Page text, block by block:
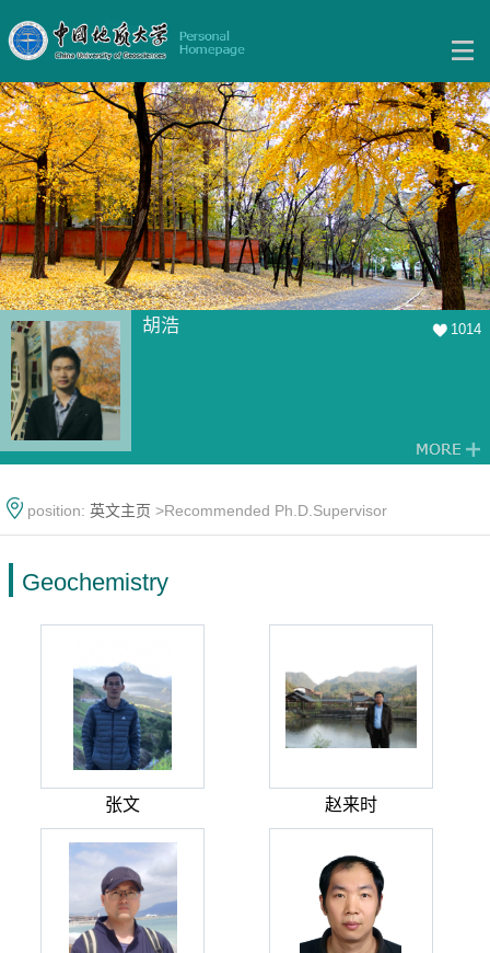
胡浩 1014
position: 英文主页 >Recommended Ph.D.Supervisor
Geochemistry
张文 赵来时